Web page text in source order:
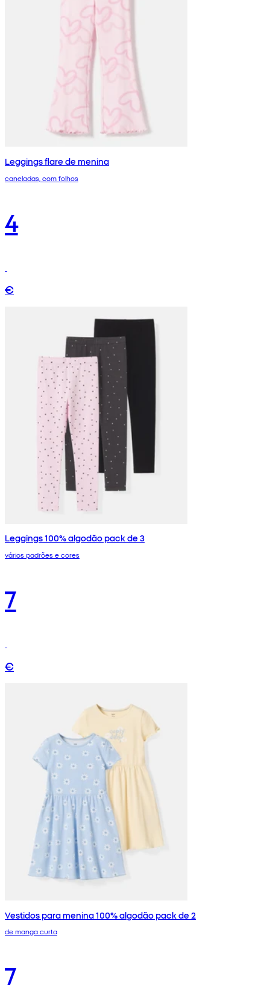
Leggings flare de menina
caneladas, com folhos
4
€
Leggings 100% algodão pack de 3
vários padrões e cores
7
€
Vestidos para menina 100% algodão pack de 2
de manga curta
7